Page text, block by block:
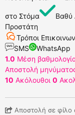
στο Στόμα Βαθύ
Προστάτη
Τρόποι
SMS
WhatsApp
1.0 Μέση
Αποστολή
10 Ακόλουθοι 0
Αποστολή σε φίλο